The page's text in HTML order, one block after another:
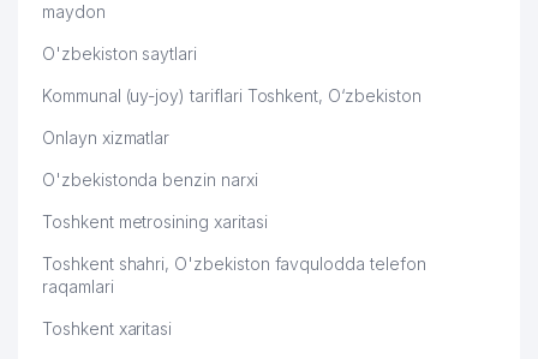
maydon
O'zbekiston saytlari
Kommunal (uy-joy) tariflari Toshkent, O‘zbekiston
Onlayn xizmatlar
O'zbekistonda benzin narxi
Toshkent metrosining xaritasi
Toshkent shahri, O'zbekiston favqulodda telefon
raqamlari
Toshkent xaritasi